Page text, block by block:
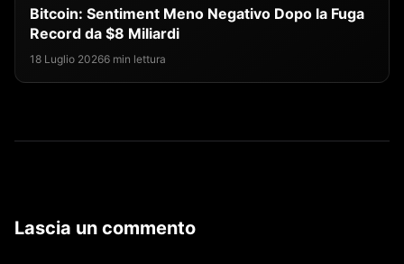
Bitcoin: Sentiment Meno Negativo Dopo la Fuga
Record da $8 Miliardi
18 Luglio 20266 min lettura
Lascia un commento